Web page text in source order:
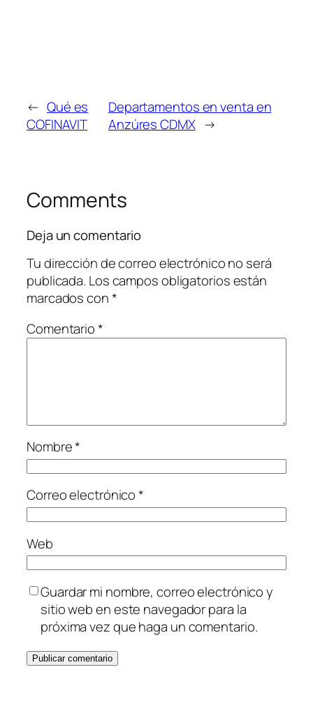
← Qué es
COFINAVIT
Departamentos en venta en
Anzúres CDMX →
Comments
Deja un comentario
Tu dirección de correo electrónico no será
publicada. Los campos obligatorios están
marcados con*
Comentario*
Nombre*
Correo electrónico*
Web
Guardar mi nombre, correo electrónico y
sitio web en este navegador para la
próxima vez que haga un comentario.